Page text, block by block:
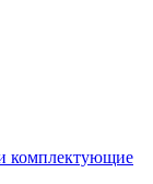
комплектующие